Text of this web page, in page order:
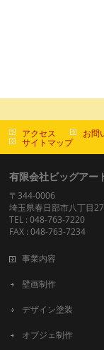
アクセス お問
サイトマップ
有限会社ビッグアー
〒344-0006
埼玉県春日部市八丁目
TEL : 048-763-7220
FAX : 048-763-7234
事業内容
壁画制作
デザイン塗装
オブジェ制作